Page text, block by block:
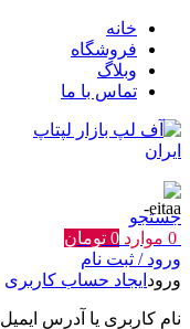
خانه
فروشگاه
وبلاگ
تماس با ما
جستجو
0 موارد 0 تومان
ورود / ثبت نام
ورود ایجاد حساب کاربری
نام کاربری یا آدرس ایمیل